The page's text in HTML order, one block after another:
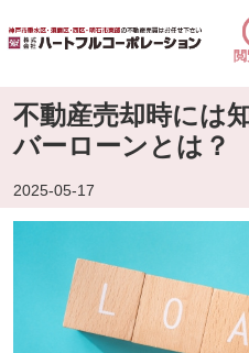
不動産売却時には
バーローンとは？
2025-05-17